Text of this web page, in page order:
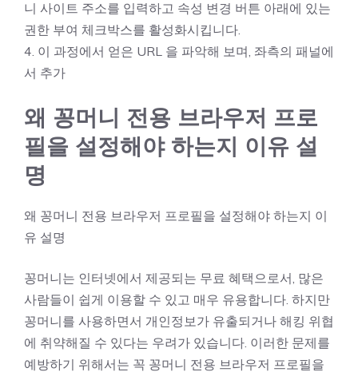
니 사이트 주소를 입력하고 속성 변경 버튼 아래에 있는
권한 부여 체크박스를 활성화시킵니다.
4. 이 과정에서 얻은 URL 을 파악해 보며, 좌측의 패널에
서 추가
왜 꽁머니 전용 브라우저 프로
필을 설정해야 하는지 이유 설
명
왜 꽁머니 전용 브라우저 프로필을 설정해야 하는지 이
유 설명
꽁머니는 인터넷에서 제공되는 무료 혜택으로서, 많은
사람들이 쉽게 이용할 수 있고 매우 유용합니다. 하지만
꽁머니를 사용하면서 개인정보가 유출되거나 해킹 위협
에 취약해질 수 있다는 우려가 있습니다. 이러한 문제를
예방하기 위해서는 꼭 꽁머니 전용 브라우저 프로필을